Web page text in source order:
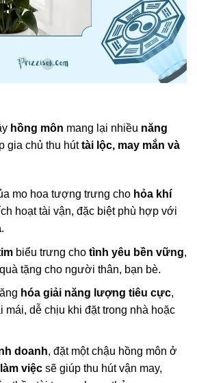
hồng môn mang lại nhiều năng
gia chủ thu húttài lộc, may mắn và
mo hoa tượng trưng cho hỏa khí
hoạt tài vận, đặc biệt phù hợp với
.
biểu trưng cho tình yêu bền vững,
tặng cho người thân, bạn bè.
hóa giải năng lượng tiêu cực,
mái, dễ chịu khi đặt trong nhà hoặc
doanh, đặt một chậu hồng môn ở
việcsẽ giúp thu hút vận may,